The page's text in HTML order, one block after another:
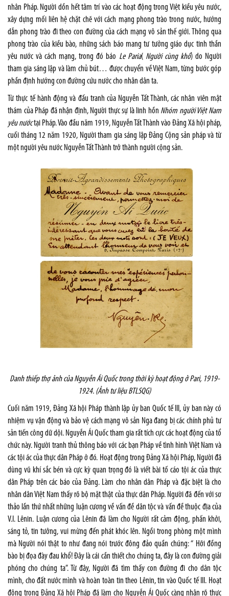
nhân Pháp. Người dồn hết tâm trí vào các hoạt động trong Việt kiều yêu nước,
xây dựng mối liên hệ chặt chẽ với cách mạng phong trào trong nước, hướng
dẫn phong trào đi theo con đường của cách mạng vô sản thế giới. Thông qua
phong trào của kiều bào, những sách báo mang tư tưởng giáo dục tinh thần
yêu nước và cách mạng, trong đó báo Le Paria( Người cùng khổ) do Người
tham gia sáng lập và làm chủ bút… được chuyển về Việt Nam, từng bước góp
phần định hướng con đường cứu nước cho nhân dân ta.
Từ thực tế hành động và đấu tranh của Nguyễn Tất Thành, các nhân viên mật
thám của Pháp đã nhận định, Người thực sự là linh hồn Nhóm người Việt Nam
yêu nướctại Pháp. Vào đầu năm 1919, Nguyễn Tất Thành vào Đảng Xã hội pháp,
cuối tháng 12 năm 1920, Người tham gia sáng lập Đảng Cộng sản pháp và từ
một người yêu nước Nguyễn Tất Thành trở thành người cộng sản.
Danh thiếp thợ ảnh của Nguyễn Ái Quốc trong thời kỳ hoạt động ở Pari, 1919-
1924. (Ảnh tư liệu BTLSQG)
Cuối năm 1919, Đảng Xã hội Pháp thành lập ủy ban Quốc tế III, ủy ban này có
nhiệm vụ vận động và bảo vệ cách mạng vô sản Nga đang bị các chính phủ tư
sản tiến công dữ dội. Nguyễn Ái Quốc tham gia rất tích cực các hoạt động của tổ
chức này. Người tranh thủ thông báo với các bạn Pháp về tình hình Việt Nam và
các tội ác của thực dân Pháp ở đó. Hoạt động trong Đảng Xã hội Pháp, Người đã
dùng vũ khí sắc bén và cực kỳ quan trọng đó là viết bài tố cáo tội ác của thực
dân Pháp trên các báo của Đảng. Làm cho nhân dân Pháp và đặc biệt là cho
nhân dân Việt Nam thấy rõ bộ mặt thật của thực dân Pháp. Người đã đến với sơ
thảo lần thứ nhất những luận cương về vấn đề dân tộc và vấn đề thuộc địa của
V.I. Lênin. Luận cương của Lênin đã làm cho Người rất cảm động, phấn khởi,
sáng tỏ, tin tưởng, vui mừng đến phát khóc lên. Ngồi trong phòng một mình
mà Người nói thật to như đang nói trước đông đảo quần chúng: “ Hỡi đồng
bào bị đọa đày đau khổ! Đây là cái cần thiết cho chúng ta, đây là con đường giải
phóng cho chúng ta”. Từ đây, Người đã tìm thấy con đường đi cho dân tộc
mình, cho đất nước mình và hoàn toàn tin theo Lênin, tin vào Quốc tế III. Hoạt
động trong Đảng Xã hội Pháp đã làm cho Nguyễn Ái Quốc càng nhận rõ thực